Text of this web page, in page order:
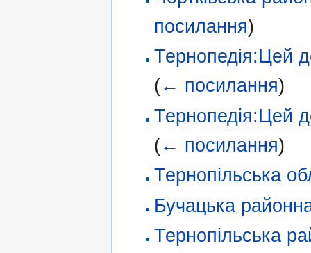
посилання)
Тернопедія:Цей
(← посилання)
Тернопедія:Цей
(← посилання)
Тернопільська
Бучацька
Тернопільська